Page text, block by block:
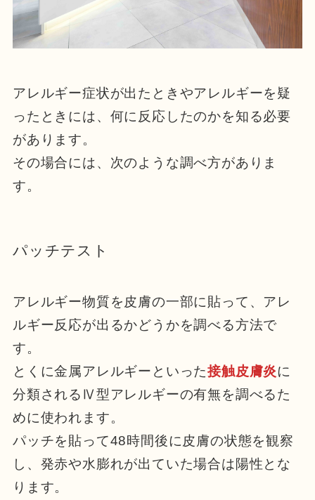
アレルギー症状が出たときやアレルギーを疑
ったときには、何に反応したのかを知る必要
があります。
その場合には、次のような調べ方がありま
す。
パッチテスト
アレルギー物質を皮膚の一部に貼って、アレ
ルギー反応が出るかどうかを調べる方法で
す。
とくに金属アレルギーといった接触皮膚炎に
分類されるⅣ型アレルギーの有無を調べるた
めに使われます。
パッチを貼って48時間後に皮膚の状態を観察
し、発赤や水膨れが出ていた場合は陽性とな
ります。